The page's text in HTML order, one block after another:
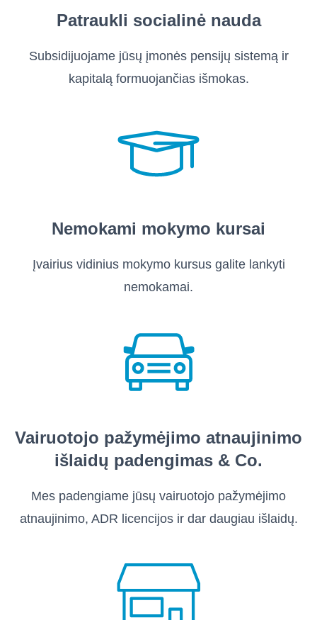
Patraukli socialinė nauda
Subsidijuojame jūsų įmonės pensijų sistemą ir
kapitalą formuojančias išmokas.
Nemokami mokymo kursai
Įvairius vidinius mokymo kursus galite lankyti
nemokamai.
Vairuotojo pažymėjimo atnaujinimo
išlaidų padengimas & Co.
Mes padengiame jūsų vairuotojo pažymėjimo
atnaujinimo, ADR licencijos ir dar daugiau išlaidų.